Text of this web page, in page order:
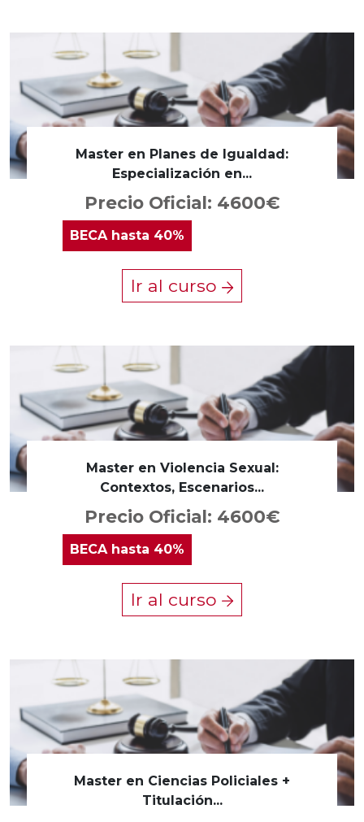
Master en Planes de Igualdad:
Especialización en...
Precio Oficial: 4600€
BECAhasta 40%
Ir al curso
Master en Violencia Sexual:
Contextos, Escenarios...
Precio Oficial: 4600€
BECA hasta 40%
Ir al curso
Master en Ciencias Policiales +
Titulación...